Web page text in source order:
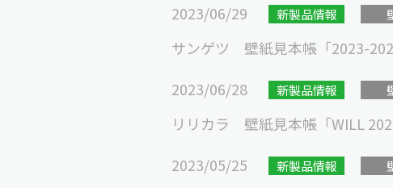
2023/06/29
新製品情報
サンゲツ 壁紙見本帳「2023-
2023/06/28
新製品情報
リリカラ 壁紙見本帳「WILL
2023/05/25
新製品情報